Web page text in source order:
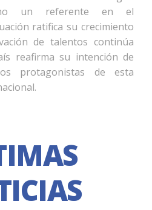
un referente en el
ratifica su crecimiento
de talentos continúa
reafirma su intención de
protagonistas de esta